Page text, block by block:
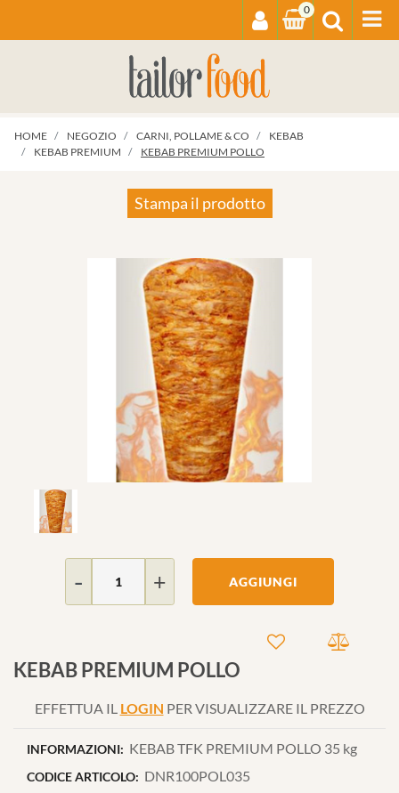
0
HOME NEGOZIO CARNI, POLLAME & CO
KEBAB
KEBAB PREMIUM
KEBAB PREMIUM POLLO
Stampa il prodotto
AGGIUNGI
KEBAB PREMIUM POLLO
EFFETTUA IL LOGIN PER VISUALIZZARE IL PREZZO
INFORMAZIONI: KEBAB TFK PREMIUM POLLO 35 kg
CODICE ARTICOLO: DNR100POL035